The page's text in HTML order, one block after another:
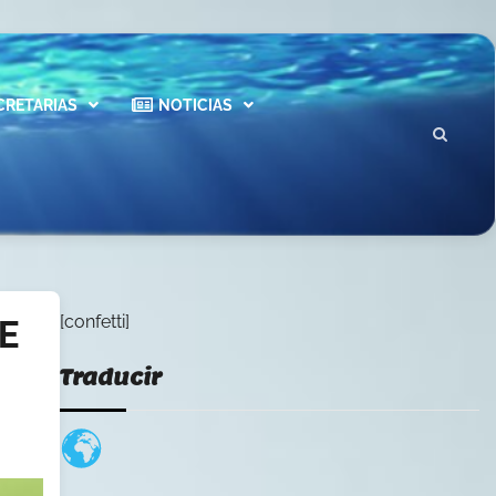
NOTICIAS
[confetti]
Traducir